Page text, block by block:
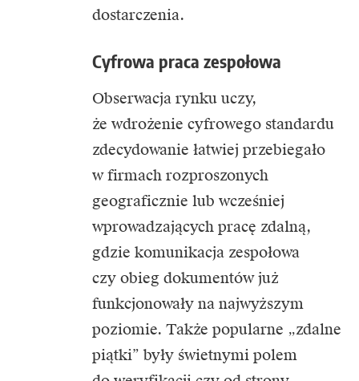
dostarczenia.
Cyfrowa praca zespołowa
Obserwacja rynku uczy,
że wdrożenie cyfrowego standardu
zdecydowanie łatwiej przebiegało
w firmach rozproszonych
geograficznie lub wcześniej
wprowadzających pracę zdalną,
gdzie komunikacja zespołowa
czy obieg dokumentów już
funkcjonowały na najwyższym
poziomie. Także popularne „zdalne
piątki” były świetnymi polem